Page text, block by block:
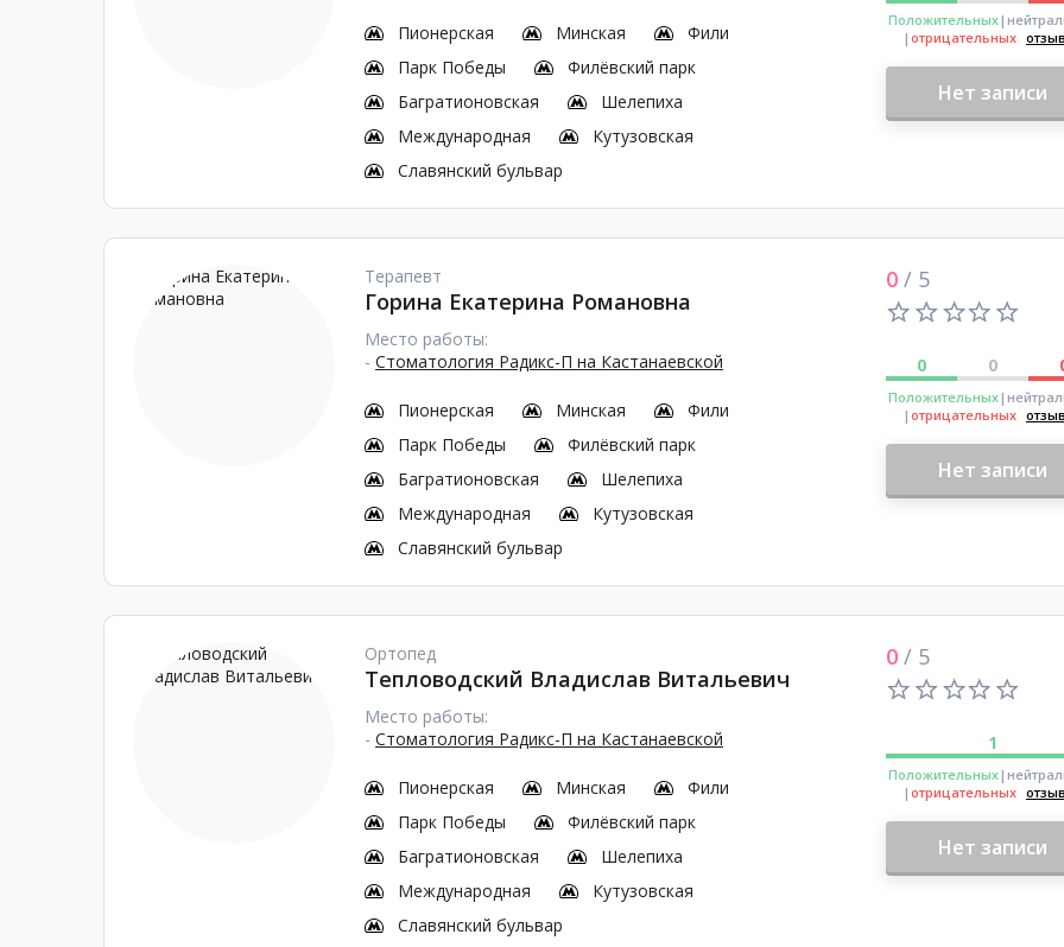
Пионерская Минская
Фили
Парк Победы
Филёвский парк
Багратионовская
Шелепиха
Международная
Кутузовская
Славянский бульвар
Положительных
| отрицательных
Нет записи
Терапевт
Горина Екатерина Романовна
Место работы:
- Стоматология Радикс-П на Кастанаевской
Пионерская Минская
Фили
Парк Победы
Филёвский парк
Багратионовская
Шелепиха
Международная
Кутузовская
Славянский бульвар
0 / 5
0 0
Положительных
| отрицательных
Нет записи
Ортопед
Тепловодский Владислав Витальевич
Место работы:
- Стоматология Радикс-П на Кастанаевской
Пионерская Минская
Фили
Парк Победы
Филёвский парк
Багратионовская
Шелепиха
Международная
Кутузовская
Славянский бульвар
0 / 5
1
Положительных
| отрицательных
Нет записи